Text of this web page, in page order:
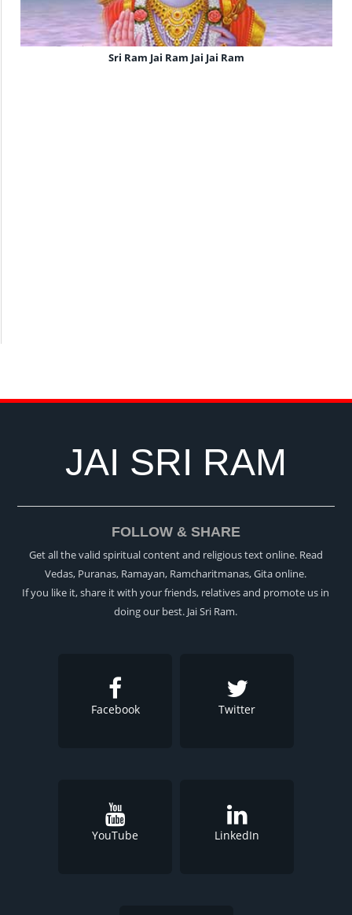
Sri Ram Jai Ram Jai Jai Ram
JAI SRI RAM
FOLLOW & SHARE
Get all the valid spiritual content and religious text online. Read
Vedas, Puranas, Ramayan, Ramcharitmanas, Gita online.
If you like it, share it with your friends, relatives and promote us in
doing our best. Jai Sri Ram.
Facebook Twitter
YouTube LinkedIn